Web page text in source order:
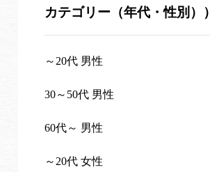
カテゴリー（年代・性別））
～20代 男性
30～50代 男性
60代～ 男性
～20代 女性